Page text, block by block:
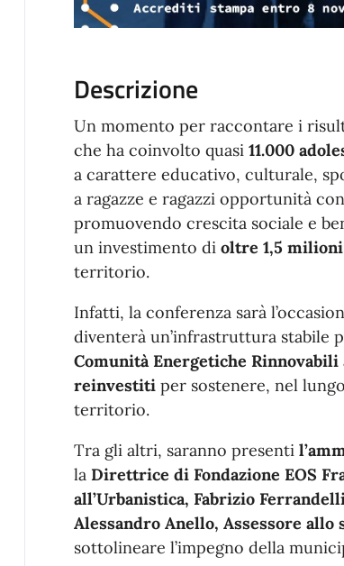
Descrizione
Un momento per raccontare i
che ha coinvolto quasi 11.000
a carattere educativo, culturale,
a ragazze e ragazzi opportunità
promuovendo crescita sociale e
un investimento di oltre 1,5
territorio.
Infatti, la conferenza sarà
diventerà un’infrastruttura stabile
Comunità Energetiche
reinvestitiper sostenere, nel
territorio.
Tra gli altri, saranno presenti
la Direttrice di Fondazione EOS
all’Urbanistica, Fabrizio
Alessandro Anello, Assessore
sottolineare l’impegno della